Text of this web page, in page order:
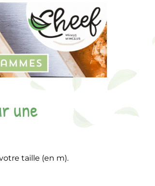
une
taille (en m).